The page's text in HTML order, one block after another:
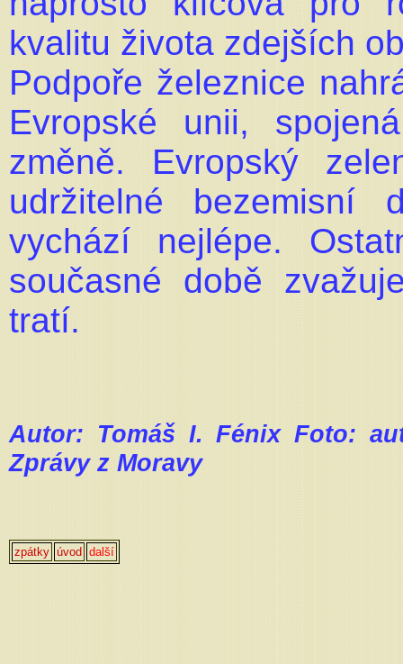
kvalitu života zdejších
Podpoře železnice
Evropské unii,
změně. Evropský
udržitelné bezemisní
vychází nejlépe.
současné době
tratí.
Autor: Tomáš I. Fénix Foto:
Zprávy z Moravy
zpátky úvod další